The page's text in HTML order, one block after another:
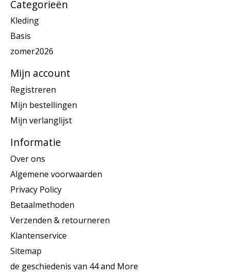
Categorieën
Kleding
Basis
zomer2026
Mijn account
Registreren
Mijn bestellingen
Mijn verlanglijst
Informatie
Over ons
Algemene voorwaarden
Privacy Policy
Betaalmethoden
Verzenden & retourneren
Klantenservice
Sitemap
de geschiedenis van 44 and More